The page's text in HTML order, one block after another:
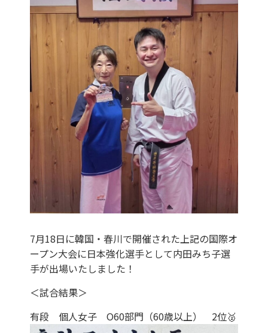
7月18日に韓国・春川で開催された上記の国際オ
ープン大会に日本強化選手として内田みち子選
手が出場いたしました！
＜試合結果＞
有段 個人女子 O60部門（60歳以上） 2位🥈